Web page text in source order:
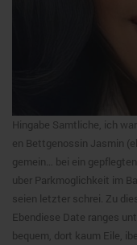
Hingabe Samtliche, ich
en Bettgenossin Jasmin
gemein… bei ein
uber Parkmoglichkeit im
seien letzter schrei. Zu
Ebendiese Date ranges
bequem, dort kaum Eile,